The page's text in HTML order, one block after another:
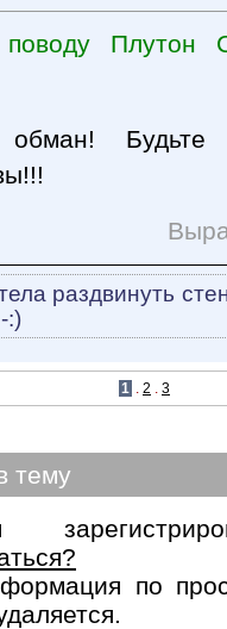
Плутон
обман!
раздвинуть
:)
1 . 2 . 3
тему
по